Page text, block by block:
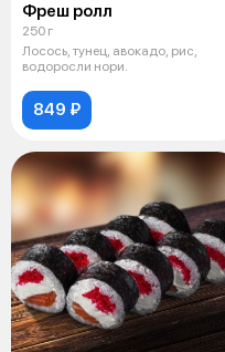
Фреш ролл
250 г
Лосось, тунец, авокадо, рис,
водоросли нори.
849 ₽